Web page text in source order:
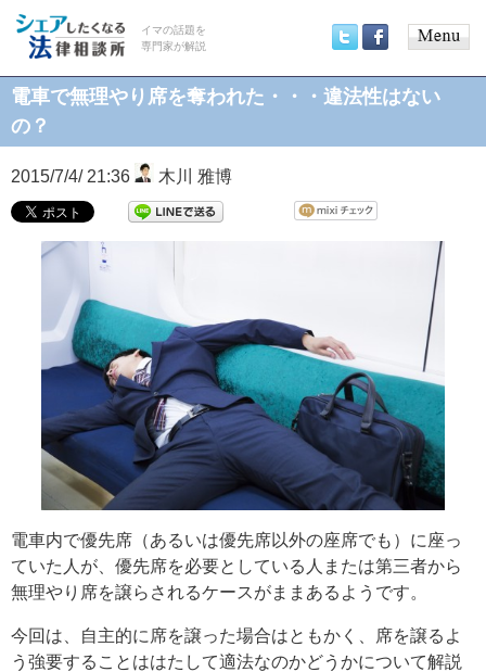
イマの話題を
専門家が解説
menu
電車で無理やり席を奪われた・・・違法性はない
の？
2015/7/4/ 21:36 木川 雅博
電車内で優先席（あるいは優先席以外の座席でも）に座っ
ていた人が、優先席を必要としている人または第三者から
無理やり席を譲らされるケースがままあるようです。
今回は、自主的に席を譲った場合はともかく、席を譲るよ
う強要することははたして適法なのかどうかについて解説